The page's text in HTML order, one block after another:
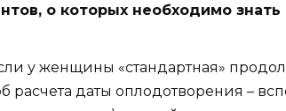
о которых необходимо знать
у женщины «стандартная»
расчета даты оплодотворения –